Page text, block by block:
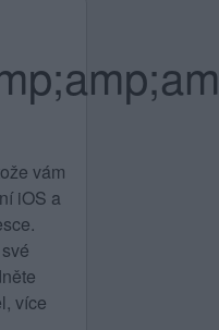
vám
iOS a
více